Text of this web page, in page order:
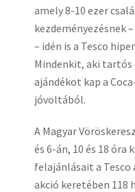
amely 8-10 ezer
kezdeményezésnek
– idén is a Tesco
Mindenkit, aki
ajándékot kap a
jóvoltából.
A Magyar
és 6-án, 10 és 18
felajánlásait a Tesco
akció keretében 118